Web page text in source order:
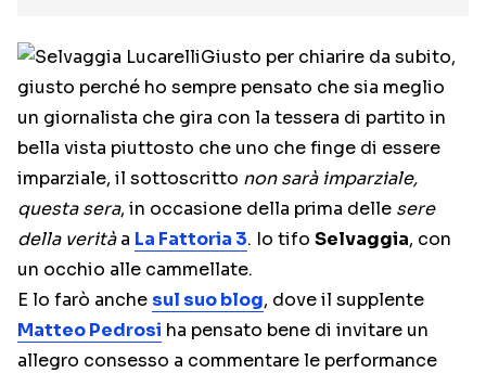
Giusto per chiarire da subito,
giusto perché ho sempre pensato che sia meglio
un giornalista che gira con la tessera di partito in
bella vista piuttosto che uno che finge di essere
imparziale, il sottoscritto non sarà imparziale,
questa sera, in occasione della prima delle sere
della veritàa La Fattoria 3. Io tifo Selvaggia, con
un occhio alle cammellate.
E lo farò anche sul suo blog, dove il supplente
Matteo Pedrosi ha pensato bene di invitare un
allegro consesso a commentare le performance